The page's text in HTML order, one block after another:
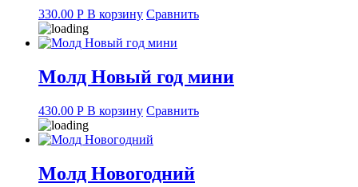
330.00 Р В корзину Сравнить
Молд Новый год мини
430.00 Р В корзину Сравнить
Молд Новогодний